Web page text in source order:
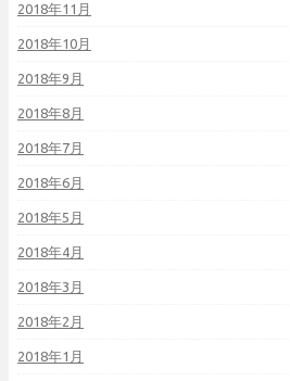
2018年11月
2018年10月
2018年9月
2018年8月
2018年7月
2018年6月
2018年5月
2018年4月
2018年3月
2018年2月
2018年1月